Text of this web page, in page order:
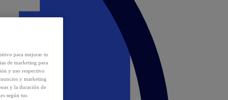
para mejorar tu
de marketing para
y uso respectivo
y marketing
y la duración de
según tus